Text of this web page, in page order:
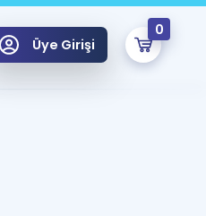
Üye Girişi
0